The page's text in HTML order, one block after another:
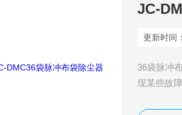
JC-
更新时间：
36袋脉冲
现某些故